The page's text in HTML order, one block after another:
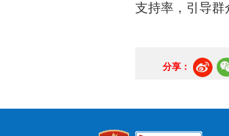
支持率，引导群
分享：